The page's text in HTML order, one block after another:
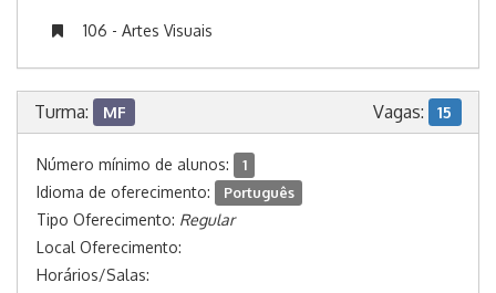
106 - Artes Visuais
Turma: MF Vagas: 15
Número mínimo de alunos: 1
Idioma de oferecimento: Português
Tipo Oferecimento: Regular
Local Oferecimento:
Horários/Salas: